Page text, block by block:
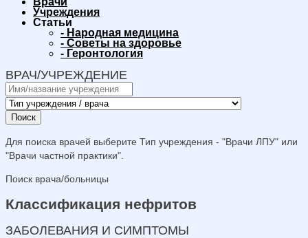
Учреждения
Статьи
- Народная медицина
- Советы на здоровье
- Геронтология
ВРАЧ/УЧРЕЖДЕНИЕ
Поиск
Для поиска врачей выберите Тип учреждения - "Врачи ЛПУ" или
"Врачи частной практики".
Поиск врача/больницы
Классификация нефритов
ЗАБОЛЕВАНИЯ И СИМПТОМЫ